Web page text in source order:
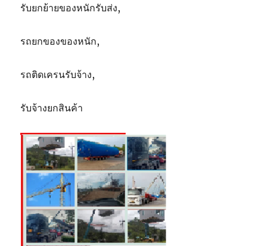
รับยกย้ายของหนักรับส่ง,
รถยกของของหนัก,
รถติดเครนรับจ้าง,
รับจ้างยกสินค้า